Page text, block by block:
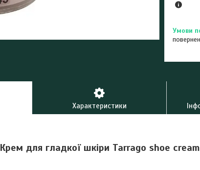
Характеристики
Крем для гладкої шкіри Tarrago shoe cream